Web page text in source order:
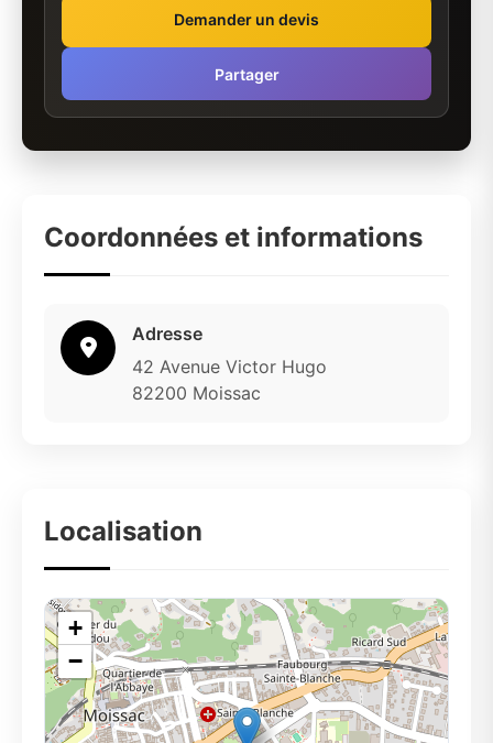
Demander un devis
Partager
Coordonnées et informations
Adresse
42 Avenue Victor Hugo
82200 Moissac
Localisation
+
−